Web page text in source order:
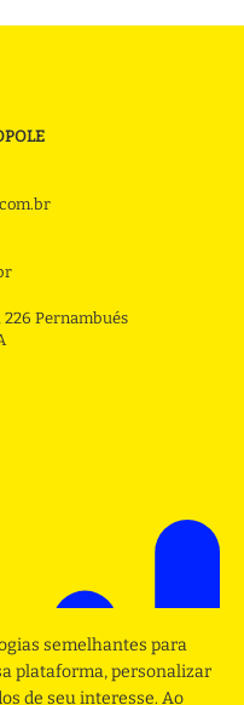
226 Pernambués
semelhantes para
plataforma, personalizar
de seu interesse. Ao